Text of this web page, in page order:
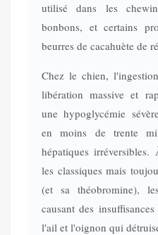
utilisé dans les
bonbons, et certains
beurres de cacahuète de
Chez le chien,
libération massive et
une hypoglycémie
en moins de trente
hépatiques
les classiques mais
(et sa théobromine),
causant des
l'ail et l'oignon qui